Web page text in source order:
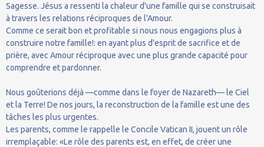
Sagesse. Jésus a ressenti la chaleur d'une famille qui se construisait
à travers les relations réciproques de l'Amour.
Comme ce serait bon et profitable si nous nous engagions plus à
construire notre famille!: en ayant plus d'esprit de sacrifice et de
prière, avec Amour réciproque avec une plus grande capacité pour
comprendre et pardonner.
Nous goûterions déjà —comme dans le foyer de Nazareth— le Ciel
et la Terre! De nos jours, la reconstruction de la famille est une des
tâches les plus urgentes.
Les parents, comme le rappelle le Concile Vatican II, jouent un rôle
irremplaçable: «Le rôle des parents est, en effet, de créer une